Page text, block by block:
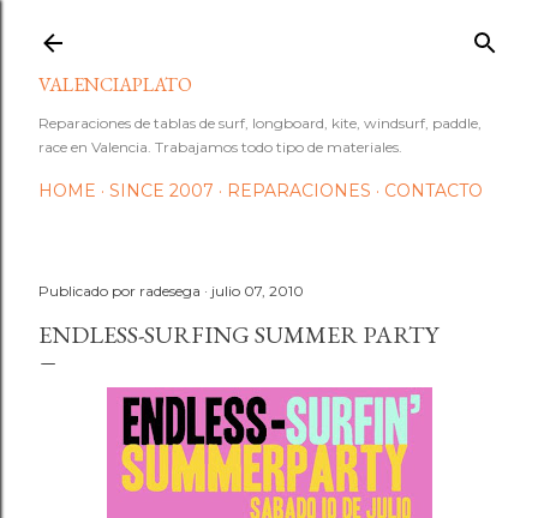
VALENCIAPLATO
Reparaciones de tablas de surf, longboard, kite, windsurf, paddle,
race en Valencia. Trabajamos todo tipo de materiales.
HOME SINCE 2007 REPARACIONES CONTACTO
Publicado por radesega julio 07, 2010
ENDLESS-SURFING SUMMER PARTY